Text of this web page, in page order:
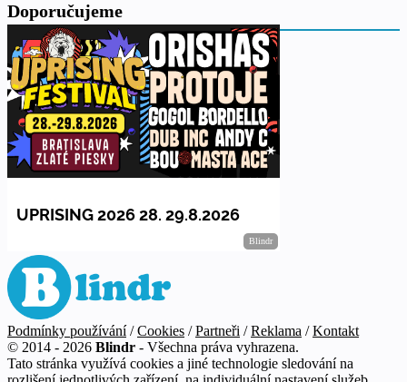
Doporučujeme
Podmínky používání / Cookies / Partneři / Reklama / Kontakt
© 2014 - 2026 Blindr - Všechna práva vyhrazena.
Tato stránka využívá cookies a jiné technologie sledování na